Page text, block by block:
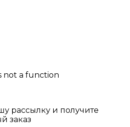
not a function
рассылку и получите
заказ